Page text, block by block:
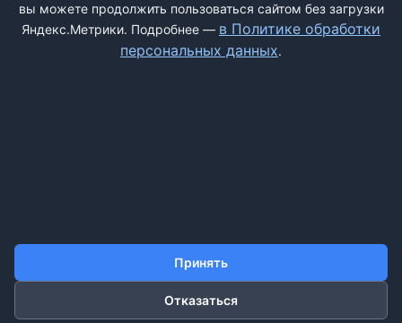
ПОЛИТИКА ОБРАБОТКИ ПЕРСОНАЛЬНЫХ ДАННЫХ
©2011-2026 ДОСКАЖАЛОБ.РФ
вы можете продолжить пользоваться сайтом без загрузки
Яндекс.Метрики. Подробнее — в Политике обработки
персональных данных.
Принять
Отказаться